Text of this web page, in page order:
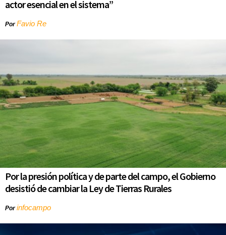
actor esencial en el sistema”
PorFavio Re
Por la presión política y de parte del campo, el Gobierno
desistió de cambiar la Ley de Tierras Rurales
Porinfocampo